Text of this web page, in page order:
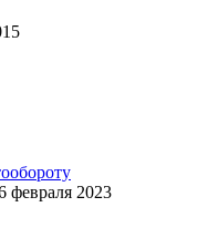
февраля 2023